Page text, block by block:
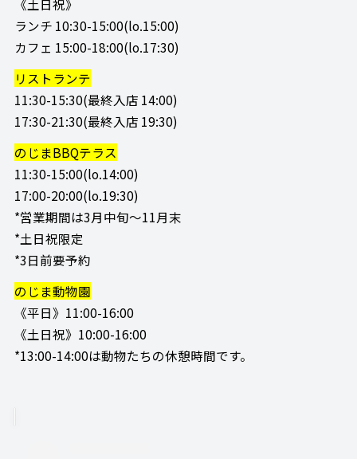
《土日祝》
ランチ 10:30-15:00(lo.15:00)
カフェ 15:00-18:00(lo.17:30)
リストランテ
11:30-15:30(最終入店 14:00)
17:30-21:30(最終入店 19:30)
のじまBBQテラス
11:30-15:00(lo.14:00)
17:00-20:00(lo.19:30)
*営業期間は3月中旬～11月末
*土日祝限定
*3日前要予約
のじま動物園
《平日》11:00-16:00
《土日祝》10:00-16:00
*13:00-14:00は動物たちの休憩時間です。